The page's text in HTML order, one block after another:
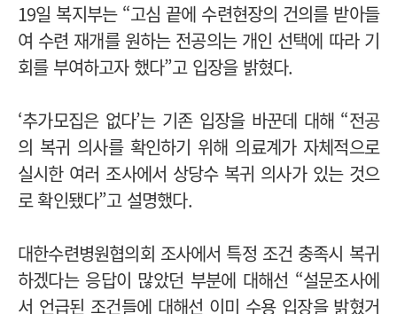
19일 복지부는 “고심 끝에 수련현장의 건의를 받아들
여 수련 재개를 원하는 전공의는 개인 선택에 따라 기
회를 부여하고자 했다”고 입장을 밝혔다.
‘추가모집은 없다’는 기존 입장을 바꾼데 대해 “전공
의 복귀 의사를 확인하기 위해 의료계가 자체적으로
실시한 여러 조사에서 상당수 복귀 의사가 있는 것으
로 확인됐다”고 설명했다.
대한수련병원협의회 조사에서 특정 조건 충족시 복귀
하겠다는 응답이 많았던 부분에 대해선 “설문조사에
서 언급된 조건들에 대해선 이미 수용 입장을 밝혔거